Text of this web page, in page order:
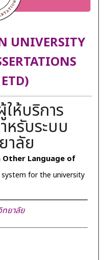
UNIVERSITY
ห้บริการ
หรับระบบ
าลัย
Language of
for the university
ยาลัย